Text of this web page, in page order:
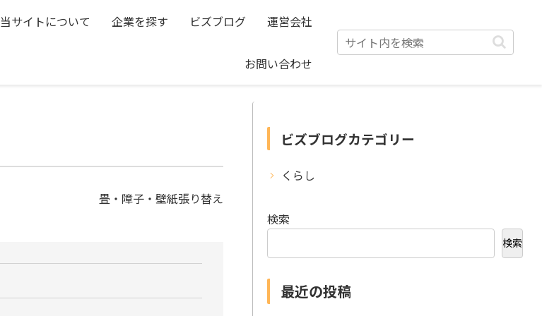
当サイトについて 企業を探す ビズブログ 運営会社
お問い合わせ
畳・障子・壁紙張り替え
ビズブログカテゴリー
くらし
検索
検索
最近の投稿